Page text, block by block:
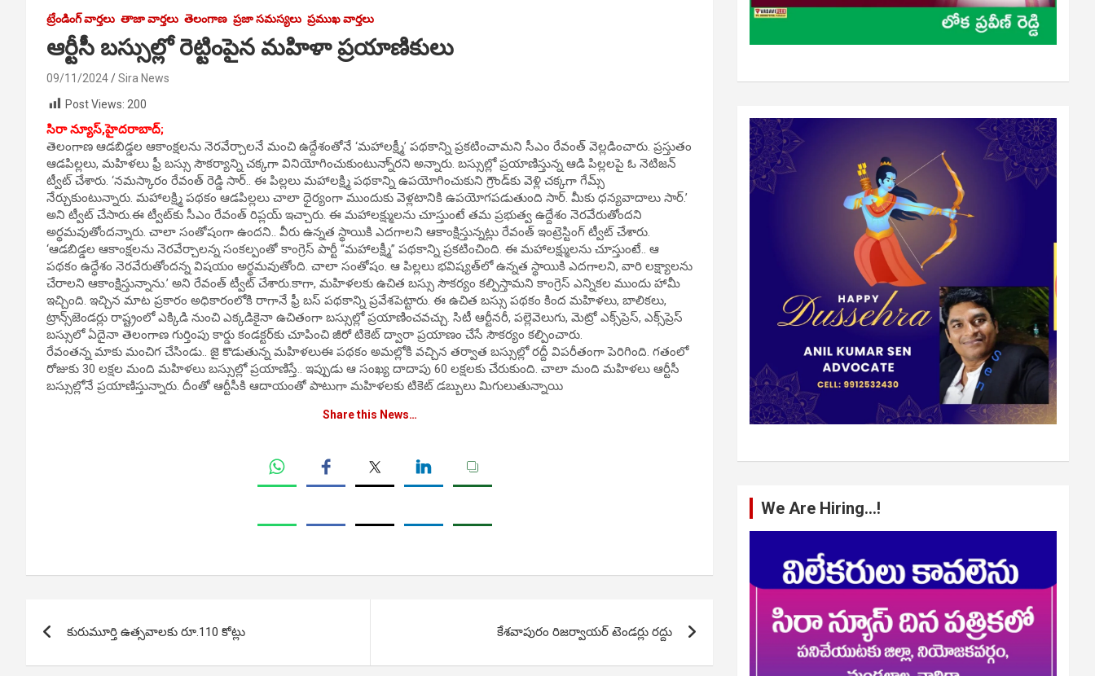
ట్రేండింగ్ వార్తలు తాజా వార్తలు తెలంగాణ ప్రజా సమస్యలు ప్రముఖ వార్తలు
ఆర్టీసీ బస్సుల్లో రెట్టింపైన మహిళా ప్రయాణికులు
09/11/2024
Sira News
Post Views: 200
సిరా న్యూస్,హైదరాబాద్;
తెలంగాణ ఆడబిడ్డల ఆకాంక్షలను నెరవేర్చాలనే మంచి ఉద్దేశంతోనే ‘మహాలక్ష్మీ’ పథకాన్ని ప్రకటించామని సీఎం రేవంత్ వెల్లడించారు. ప్రస్తుతం
ఆడపిల్లలు, మహిళలు ఫ్రీ బస్సు సౌకర్యాన్ని చక్కగా వినియోగించుకుంటున్నా్రని అన్నారు. బస్సుల్లో ప్రయాణిస్తున్న ఆడి పిల్లలపై ఓ నెటిజన్
ట్వీట్ చేశారు. ‘నమస్కారం రేవంత్ రెడ్డి సార్.. ఈ పిల్లలు మహాలక్ష్మి పథకాన్ని ఉపయోగించుకుని గ్రౌండ్‌కు వెళ్లి చక్కగా గేమ్స్
నేర్చుకుంటున్నారు. మహాలక్ష్మి పథకం ఆడపిల్లలు చాలా ధైర్యంగా ముందుకు వెళ్లటానికి ఉపయోగపడుతుంది సార్. మీకు ధన్యవాదాలు సార్.’
అని ట్వీట్ చేసారు.ఈ ట్వీట్‌కు సీఎం రేవంత్ రిప్లయ్ ఇచ్చారు. ఈ మహాలక్ష్ములను చూస్తుంటే తమ ప్రభుత్వ ఉద్దేశం నెరవేరుతోందని
అర్థమవుతోందన్నారు. చాలా సంతోషంగా ఉందని.. వీరు ఉన్నత స్థాయికి ఎదగాలని ఆకాంక్షిస్తున్నట్లు రేవంత్ ఇంట్రెస్టింగ్ ట్వీట్ చేశారు.
‘ఆడబిడ్డల ఆకాంక్షలను నెరవేర్చాలన్న సంకల్పంతో కాంగ్రెస్ పార్టీ “మహాలక్ష్మీ” పథకాన్ని ప్రకటించింది. ఈ మహాలక్ష్ములను చూస్తుంటే.. ఆ
పథకం ఉద్ధేశం నెరవేరుతోందన్న విషయం అర్థమవుతోంది. చాలా సంతోషం. ఆ పిల్లలు భవిష్యత్‌లో ఉన్నత స్థాయికి ఎదగాలని, వారి లక్ష్యాలను
చేరాలని ఆకాంక్షిస్తున్నాను.’ అని రేవంత్ ట్వీట్ చేశారు.కాగా, మహిళలకు ఉచిత బస్సు సౌకర్యం కల్పిస్తామని కాంగ్రెస్ ఎన్నికల ముందు హామీ
ఇచ్చింది. ఇచ్చిన మాట ప్రకారం అధికారంలోకి రాగానే ఫ్రీ బస్ పథకాన్ని ప్రవేశపెట్టారు. ఈ ఉచిత బస్సు పథకం కింద మహిళలు, బాలికలు,
ట్రాన్స్‌జెండర్లు రాష్ట్రంలో ఎక్కిడి నుంచి ఎక్కడికైనా ఉచితంగా బస్సుల్లో ప్రయాణించవచ్చు. సిటీ ఆర్టీనరీ, పల్లెవెలుగు, మెట్రో ఎక్స్‌ప్రెస్, ఎక్స్‌ప్రెస్
బస్సులో ఏదైనా తెలంగాణ గుర్తింపు కార్డు కండక్టర్‌కు చూపించి జీరో టికెట్ ద్వారా ప్రయాణం చేసే సౌకర్యం కల్పించారు.
రేవంతన్న మాకు మంచిగ చేసిండు.. జై కొడుతున్న మహిళలుఈ పథకం అమల్లోకి వచ్చిన తర్వాత బస్సుల్లో రద్దీ విపరీతంగా పెరిగింది. గతంలో
రోజుకు 30 లక్షల మంది మహిళలు బస్సుల్లో ప్రయాణిస్తే.. ఇప్పుడు ఆ సంఖ్య దాదాపు 60 లక్షలకు చేరుకుంది. చాలా మంది మహిళలు ఆర్టీసీ
బస్సుల్లోనే ప్రయాణిస్తున్నారు. దీంతో ఆర్టీసీకి ఆదాయంతో పాటుగా మహిళలకు టికెట్ డబ్బులు మిగులుతున్నాయి
Share this News…
navigation
కురుమూర్తి ఉత్సవాలకు రూ.110 కోట్లు కేశవాపురం రిజర్వాయర్ టెండర్లు రద్దు
We Are Hiring…!